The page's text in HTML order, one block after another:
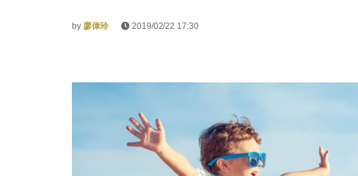
by 廖偉玲 2019/02/22 17:30